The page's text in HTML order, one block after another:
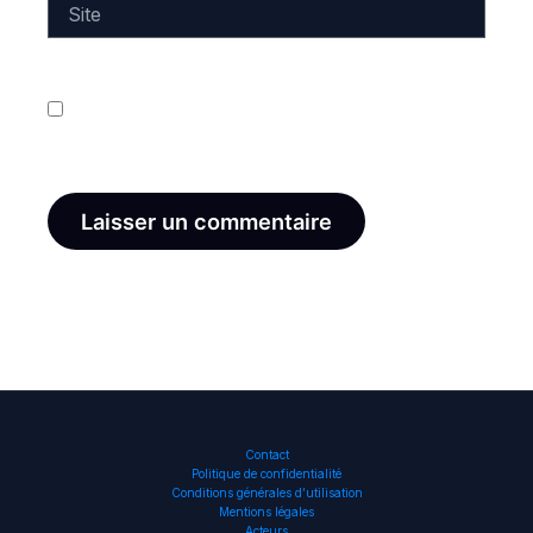
Contact
Politique de confidentialité
Conditions générales d’utilisation
Mentions légales